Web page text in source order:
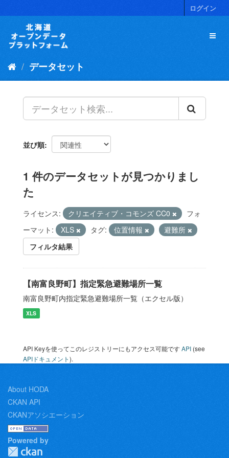
キ
ログイン
データセット
並び順
1 件のデータセットが見つかりまし
た
ライセンス: クリエイティブ・コモンズ CC0
フォ
ーマット:
XLS タグ: 位置情報
避難所
フィルタ結果
【南富良野町】指定緊急避難場所一覧
南富良野町内指定緊急避難場所一覧（エクセル版）
XLS
API Keyを使ってこのレジストリーにもアクセス可能ですAPI (see
APIドキュメント).
About HODA
CKAN API
CKANアソシエーション
Powered by